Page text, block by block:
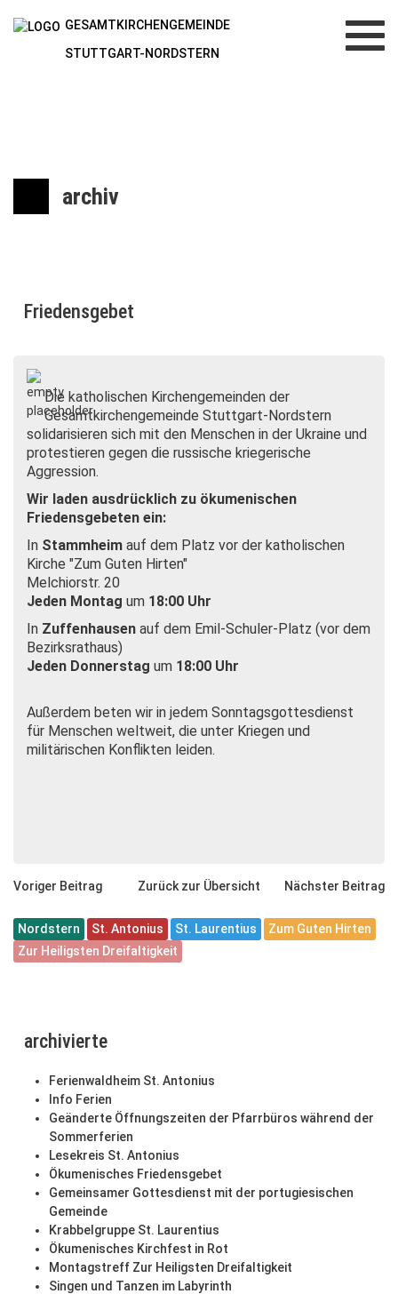
GESAMTKIRCHENGEMEINDE
STUTTGART-NORDSTERN
archiv
Friedensgebet
Die katholischen Kirchengemeinden der
Gesamtkirchengemeinde Stuttgart-Nordstern
solidarisieren sich mit den Menschen in der Ukraine und
protestieren gegen die russische kriegerische
Aggression.
Wir laden ausdrücklich zu ökumenischen
Friedensgebeten ein:
In Stammheim auf dem Platz vor der katholischen
Kirche "Zum Guten Hirten"
Melchiorstr. 20
Jeden Montag um 18:00 Uhr
In Zuffenhausen auf dem Emil-Schuler-Platz (vor dem
Bezirksrathaus)
Jeden Donnerstag um 18:00 Uhr
Außerdem beten wir in jedem Sonntagsgottesdienst
für Menschen weltweit, die unter Kriegen und
militärischen Konflikten leiden.
Voriger Beitrag Zurück zur Übersicht Nächster Beitrag
Nordstern St. Antonius St. Laurentius
Zum Guten Hirten
Zur Heiligsten Dreifaltigkeit
archivierte
Ferienwaldheim St. Antonius
Info Ferien
Geänderte Öffnungszeiten der Pfarrbüros während der
Sommerferien
Lesekreis St. Antonius
Ökumenisches Friedensgebet
Gemeinsamer Gottesdienst mit der portugiesischen
Gemeinde
Krabbelgruppe St. Laurentius
Ökumenisches Kirchfest in Rot
Montagstreff Zur Heiligsten Dreifaltigkeit
Singen und Tanzen im Labyrinth